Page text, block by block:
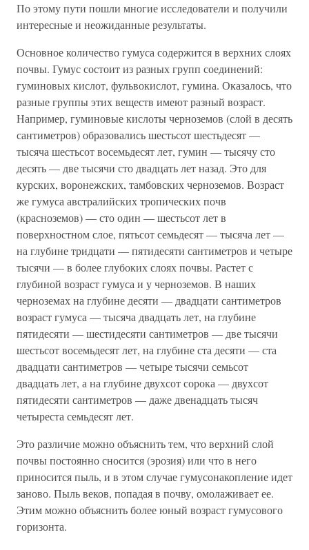
По этому пути пошли многие исследователи и получили
интересные и неожиданные результаты.
Основное количество гумуса содержится в верхних слоях
почвы. Гумус состоит из разных групп соединений:
гуминовых кислот, фульвокислот, гумина. Оказалось, что
разные группы этих веществ имеют разный возраст.
Например, гуминовые кислоты черноземов (слой в десять
сантиметров) образовались шестьсот шестьдесят —
тысяча шестьсот восемьдесят лет, гумин — тысячу сто
десять — две тысячи сто двадцать лет назад. Это для
курских, воронежских, тамбовских черноземов. Возраст
же гумуса австралийских тропических почв
(красноземов) — сто один — шестьсот лет в
поверхностном слое, пятьсот семьдесят — тысяча лет —
на глубине тридцати — пятидесяти сантиметров и четыре
тысячи — в более глубоких слоях почвы. Растет с
глубиной возраст гумуса и у черноземов. В наших
черноземах на глубине десяти — двадцати сантиметров
возраст гумуса — тысяча двадцать лет, на глубине
пятидесяти — шестидесяти сантиметров — две тысячи
шестьсот восемьдесят лет, на глубине ста десяти — ста
двадцати сантиметров — четыре тысячи семьсот
двадцать лет, а на глубине двухсот сорока — двухсот
пятидесяти сантиметров — даже двенадцать тысяч
четыреста семьдесят лет.
Это различие можно объяснить тем, что верхний слой
почвы постоянно сносится (эрозия) или что в него
приносится пыль, и в этом случае гумусонакопление идет
заново. Пыль веков, попадая в почву, омолаживает ее.
Этим можно объяснить более юный возраст гумусового
горизонта.